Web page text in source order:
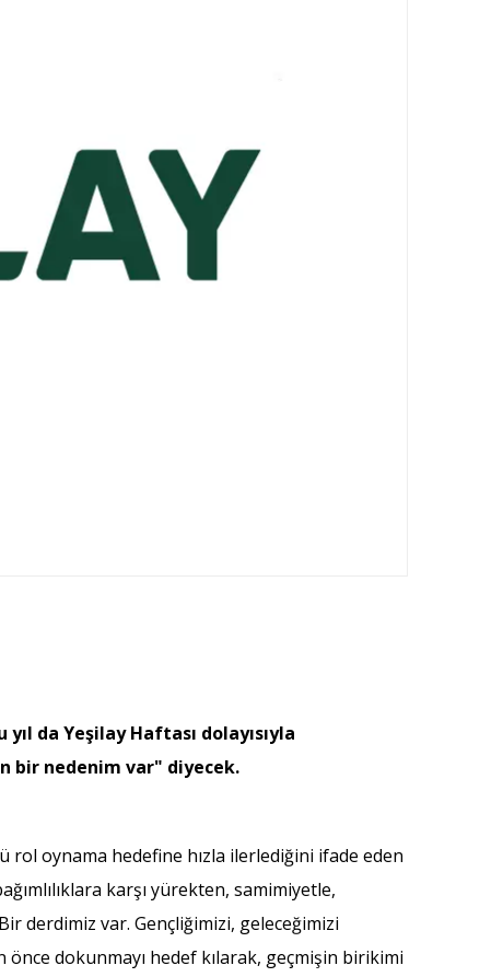
da Yeşilay Haftası dolayısıyla
bir nedenim var" diyecek.
rol oynama hedefine hızla ilerlediğini ifade eden
karşı yürekten, samimiyetle,
derdimiz var. Gençliğimizi, geleceğimizi
önce dokunmayı hedef kılarak, geçmişin birikimi